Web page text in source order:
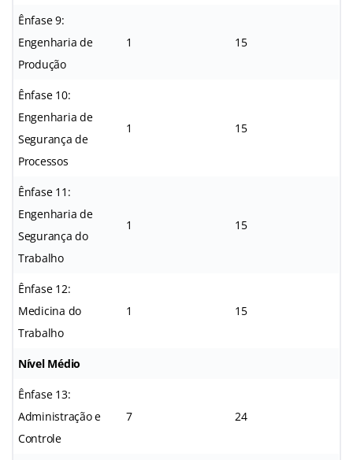
Ênfase 9:
Engenharia de
Produção
1 15
Ênfase 10:
Engenharia de
Segurança de
Processos
1 15
Ênfase 11:
Engenharia de
Segurança do
Trabalho
1 15
Ênfase 12:
Medicina do
Trabalho
1 15
Nível Médio
Ênfase 13:
Administração e
Controle
7 24